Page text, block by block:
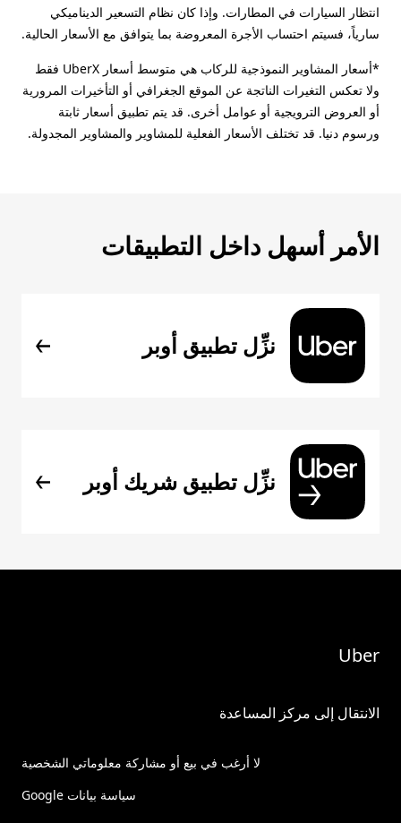
انتظار السيارات في المطارات. وإذا كان نظام التسعير الديناميكي
سارياً، فسيتم احتساب الأجرة المعروضة بما يتوافق مع الأسعار الحالية.
*أسعار المشاوير النموذجية للركاب هي متوسط أسعار UberX فقط
ولا تعكس التغيرات الناتجة عن الموقع الجغرافي أو التأخيرات المرورية
أو العروض الترويجية أو عوامل أخرى. قد يتم تطبيق أسعار ثابتة
ورسوم دنيا. قد تختلف الأسعار الفعلية للمشاوير والمشاوير المجدولة.
الأمر أسهل داخل التطبيقات
نزِّل تطبيق أوبر
نزِّل تطبيق شريك أوبر
Uber
الانتقال إلى مركز المساعدة
لا أرغب في بيع أو مشاركة معلوماتي الشخصية
سياسة بيانات Google